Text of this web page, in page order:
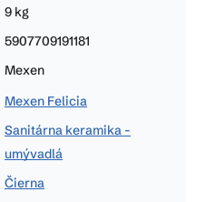
9 kg
5907709191181
Mexen
Mexen Felicia
Sanitárna keramika -
umývadlá
Čierna